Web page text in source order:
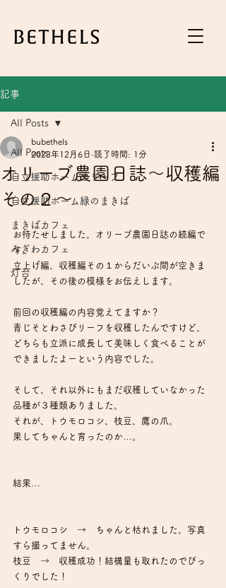
記事
All Posts
自立援助ホームオリーブ
自立援助ホーム緑のまきば
まきばカフェ
みぎわカフェ
灯台
All Posts
オリーブ農園日誌～収穫編
その２～
bubethels
2023年12月6日 読了時間: 1分
お待たせしました。オリーブ農園日誌の続編で
す。
立上げ編、収穫編その１からだいぶ間が空きま
したが、その後の模様をお伝えします。
前回の収穫編の内容覚えてますか？
青じそとわさびリーフを収穫したんですけど、
どちらも立派に成長して美味しく食べることが
できましたよーという内容でした。
そして、それ以外にもまだ収穫していなかった
品種が３種類ありました。
それが、トウモロコシ、枝豆、鷹の爪。
果してちゃんと育ったのか…。
結果…
トウモロコシ　→　ちゃんと枯れました。写真
すら撮ってません。
枝豆　→　収穫成功！結構量も取れたのでびっ
くりでした！